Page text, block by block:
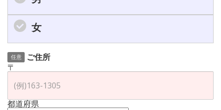
女
任意
ご住所
〒
都道府県